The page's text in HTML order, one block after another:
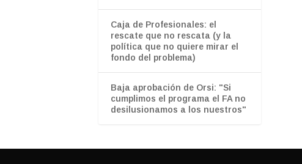
Caja de Profesionales: el
rescate que no rescata (y la
política que no quiere mirar el
fondo del problema)
Baja aprobación de Orsi: "Si
cumplimos el programa el FA no
desilusionamos a los nuestros"